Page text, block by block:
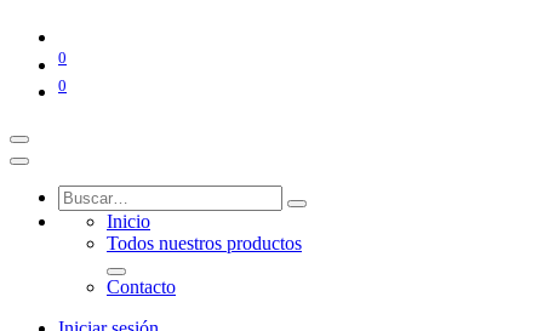
0
0
Inicio
Todos nuestros productos
Contacto